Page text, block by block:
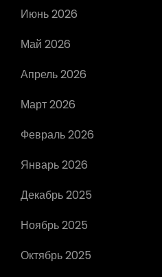
Июнь 2026
Май 2026
Апрель 2026
Март 2026
Февраль 2026
Январь 2026
Декабрь 2025
Ноябрь 2025
Октябрь 2025